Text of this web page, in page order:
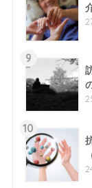
9
10